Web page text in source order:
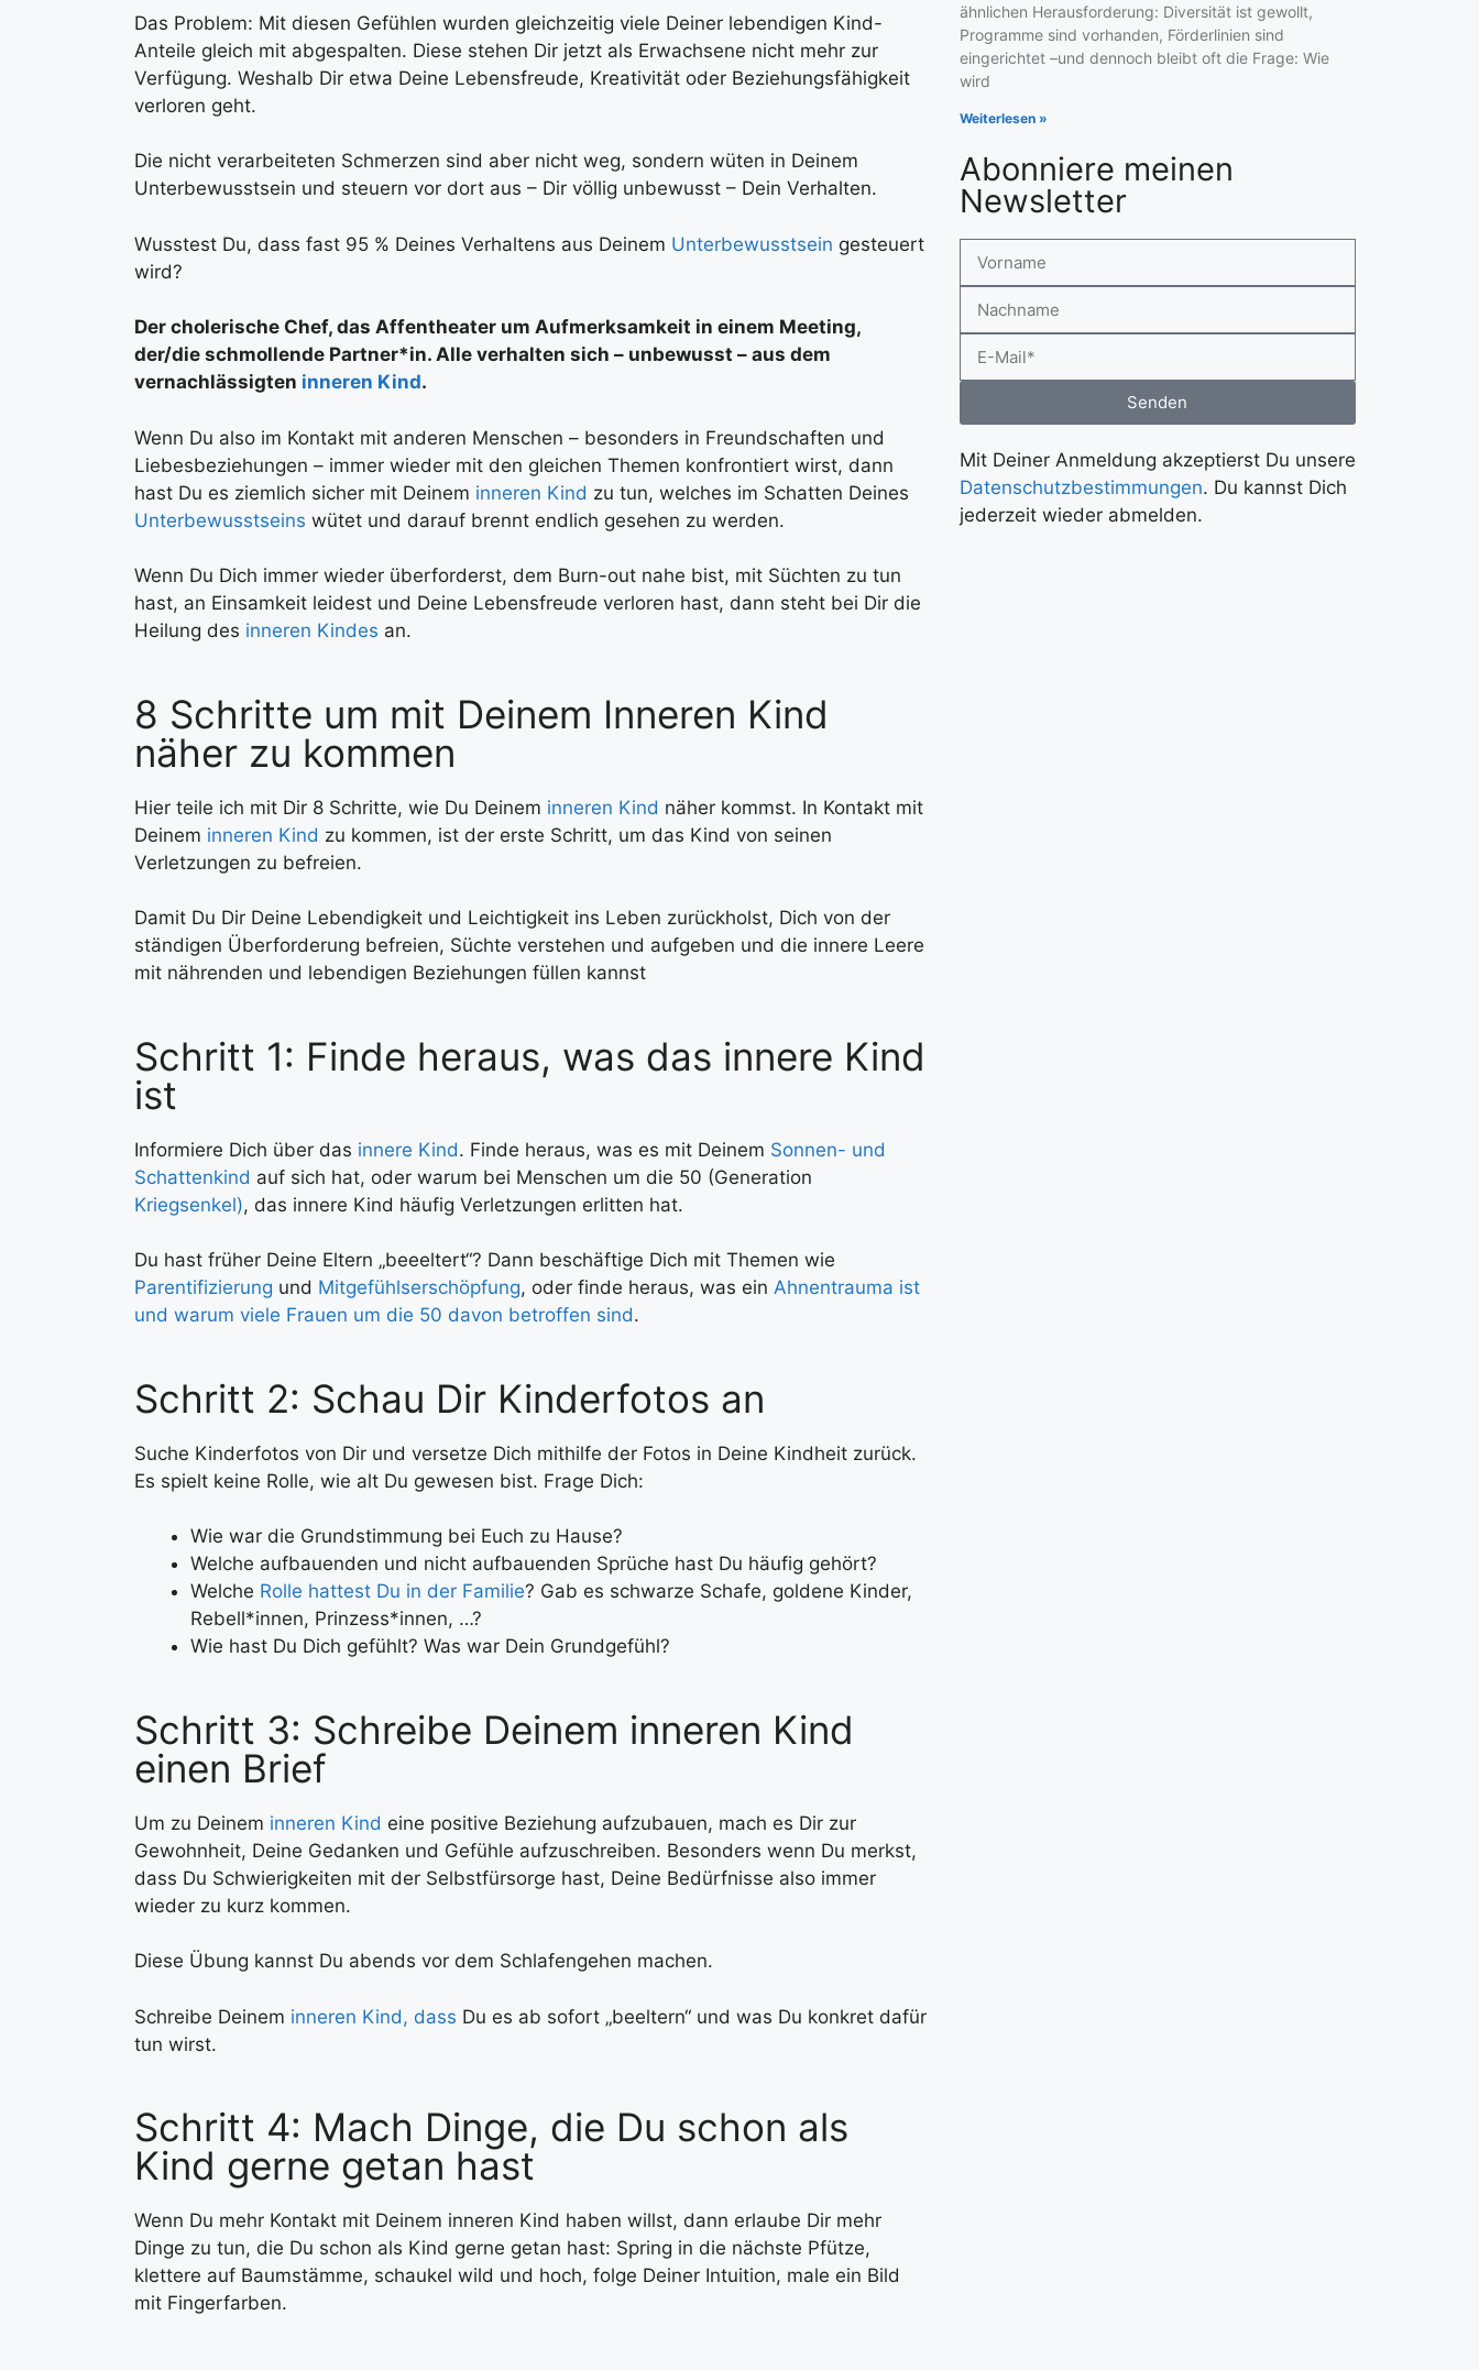
Das Problem: Mit diesen Gefühlen wurden gleichzeitig viele Deiner lebendigen Kind-
Anteile gleich mit abgespalten. Diese stehen Dir jetzt als Erwachsene nicht mehr zur
Verfügung. Weshalb Dir etwa Deine Lebensfreude, Kreativität oder Beziehungsfähigkeit
verloren geht.
Die nicht verarbeiteten Schmerzen sind aber nicht weg, sondern wüten in Deinem
Unterbewusstsein und steuern vor dort aus – Dir völlig unbewusst – Dein Verhalten.
Wusstest Du, dass fast 95 % Deines Verhaltens aus Deinem Unterbewusstsein gesteuert
wird?
Der cholerische Chef, das Affentheater um Aufmerksamkeit in einem Meeting,
der/die schmollende Partner*in. Alle verhalten sich – unbewusst – aus dem
vernachlässigten inneren Kind.
Wenn Du also im Kontakt mit anderen Menschen – besonders in Freundschaften und
Liebesbeziehungen – immer wieder mit den gleichen Themen konfrontiert wirst, dann
hast Du es ziemlich sicher mit Deinem inneren Kind zu tun, welches im Schatten Deines
Unterbewusstseins wütet und darauf brennt endlich gesehen zu werden.
Wenn Du Dich immer wieder überforderst, dem Burn-out nahe bist, mit Süchten zu tun
hast, an Einsamkeit leidest und Deine Lebensfreude verloren hast, dann steht bei Dir die
Heilung des inneren Kindes an.
8 Schritte um mit Deinem Inneren Kind
näher zu kommen
Hier teile ich mit Dir 8 Schritte, wie Du Deinem inneren Kind näher kommst. In Kontakt mit
Deinem inneren Kind zu kommen, ist der erste Schritt, um das Kind von seinen
Verletzungen zu befreien.
Damit Du Dir Deine Lebendigkeit und Leichtigkeit ins Leben zurückholst, Dich von der
ständigen Überforderung befreien, Süchte verstehen und aufgeben und die innere Leere
mit nährenden und lebendigen Beziehungen füllen kannst
Schritt 1: Finde heraus, was das innere Kind
ist
Informiere Dich über das innere Kind. Finde heraus, was es mit Deinem Sonnen- und
Schattenkind auf sich hat, oder warum bei Menschen um die 50 (Generation
Kriegsenkel), das innere Kind häufig Verletzungen erlitten hat.
Du hast früher Deine Eltern „beeeltert“? Dann beschäftige Dich mit Themen wie
Parentifizierung und Mitgefühlserschöpfung, oder finde heraus, was ein Ahnentrauma ist
und warum viele Frauen um die 50 davon betroffen sind.
Schritt 2: Schau Dir Kinderfotos an
Suche Kinderfotos von Dir und versetze Dich mithilfe der Fotos in Deine Kindheit zurück.
Es spielt keine Rolle, wie alt Du gewesen bist. Frage Dich:
Wie war die Grundstimmung bei Euch zu Hause?
Welche aufbauenden und nicht aufbauenden Sprüche hast Du häufig gehört?
Welche Rolle hattest Du in der Familie? Gab es schwarze Schafe, goldene Kinder,
Rebell*innen, Prinzess*innen, …?
Wie hast Du Dich gefühlt? Was war Dein Grundgefühl?
Schritt 3: Schreibe Deinem inneren Kind
einen Brief
Um zu Deinem inneren Kind eine positive Beziehung aufzubauen, mach es Dir zur
Gewohnheit, Deine Gedanken und Gefühle aufzuschreiben. Besonders wenn Du merkst,
dass Du Schwierigkeiten mit der Selbstfürsorge hast, Deine Bedürfnisse also immer
wieder zu kurz kommen.
Diese Übung kannst Du abends vor dem Schlafengehen machen.
Schreibe Deinem inneren Kind, dass Du es ab sofort „beeltern“ und was Du konkret dafür
tun wirst.
Schritt 4: Mach Dinge, die Du schon als
Kind gerne getan hast
Wenn Du mehr Kontakt mit Deinem inneren Kind haben willst, dann erlaube Dir mehr
Dinge zu tun, die Du schon als Kind gerne getan hast: Spring in die nächste Pfütze,
klettere auf Baumstämme, schaukel wild und hoch, folge Deiner Intuition, male ein Bild
mit Fingerfarben.
ähnlichen Herausforderung: Diversität ist gewollt,
Programme sind vorhanden, Förderlinien sind
eingerichtet –und dennoch bleibt oft die Frage: Wie
wird
Weiterlesen »
Abonniere meinen
Newsletter
Senden
Mit Deiner Anmeldung akzeptierst Du unsere
Datenschutzbestimmungen. Du kannst Dich
jederzeit wieder abmelden.